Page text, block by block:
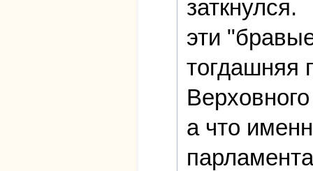
заткнулся.
эти
тогдашняя
а что